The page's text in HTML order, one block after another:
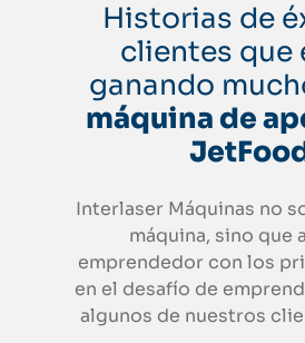
Historias de
clientes que
ganando
máquina de
Interlaser Máquinas no
máquina, sino que
emprendedor con los
en el desafío de
algunos de nuestros